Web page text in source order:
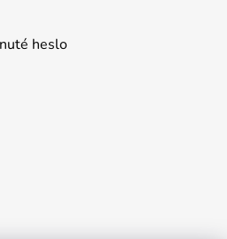
heslo